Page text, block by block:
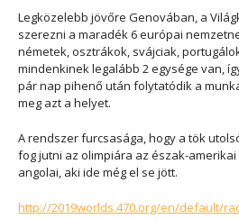
Legközelebb jövőre Genovában, a
szerezni a maradék 6 európai
németek, osztrákok, svájciak,
mindenkinek legalább 2 egysége van,
pár nap pihenő után folytatódik a
meg azt a helyet.
A rendszer furcsasága, hogy a tök
fog jutni az olimpiára az észak-
angolai, aki ide még el se jött.
http://2019worlds.470.org/en/default/